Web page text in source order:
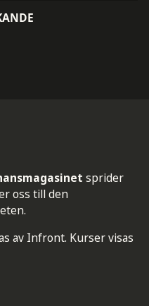
sprider
oss till den
av Infront. Kurser visas